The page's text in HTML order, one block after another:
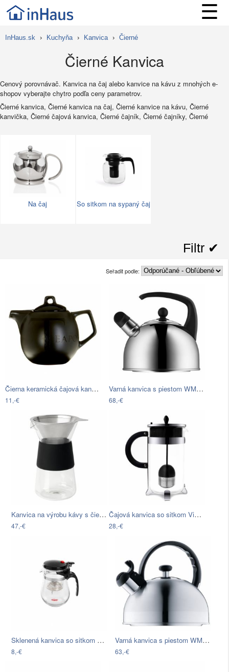
☰
InHaus.sk › Kuchyňa › Kanvica › Čierné
Čierné Kanvica
Cenový porovnávač. Kanvica na čaj alebo kanvice na kávu z mnohých e-
shopov vyberajte chytro podľa ceny parametrov.
Čierné kanvica, Čierné kanvica na čaj, Čierné kanvice na kávu, Čierné
kanvička, Čierné čajová kanvica, Čierné čajník, Čierné čajníky, Čierné
Na čaj So sitkom na sypaný čaj
Filtr ✔︎
Seřadit podle:
Čierna keramická čajová kanvica Premier…
11,-€
Varná kanvica s piestom WMF, 2 l
68,-€
Kanvica na výrobu kávy s čiernymi…
47,-€
Čajová kanvica so sitkom Vialli Design,…
28,-€
Sklenená kanvica so sitkom Bambum Vogue…
8,-€
Varná kanvica s piestom WMF, 1,5 l
63,-€